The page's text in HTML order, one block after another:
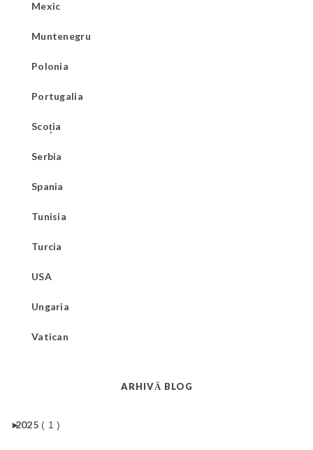
Mexic
Muntenegru
Polonia
Portugalia
Scoția
Serbia
Spania
Tunisia
Turcia
USA
Ungaria
Vatican
ARHIVĂ BLOG
►
2025 ( 1 )